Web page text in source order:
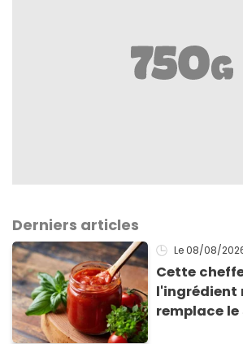
Derniers articles
Le 08/08/
Cette
l'ingrédient
remplace